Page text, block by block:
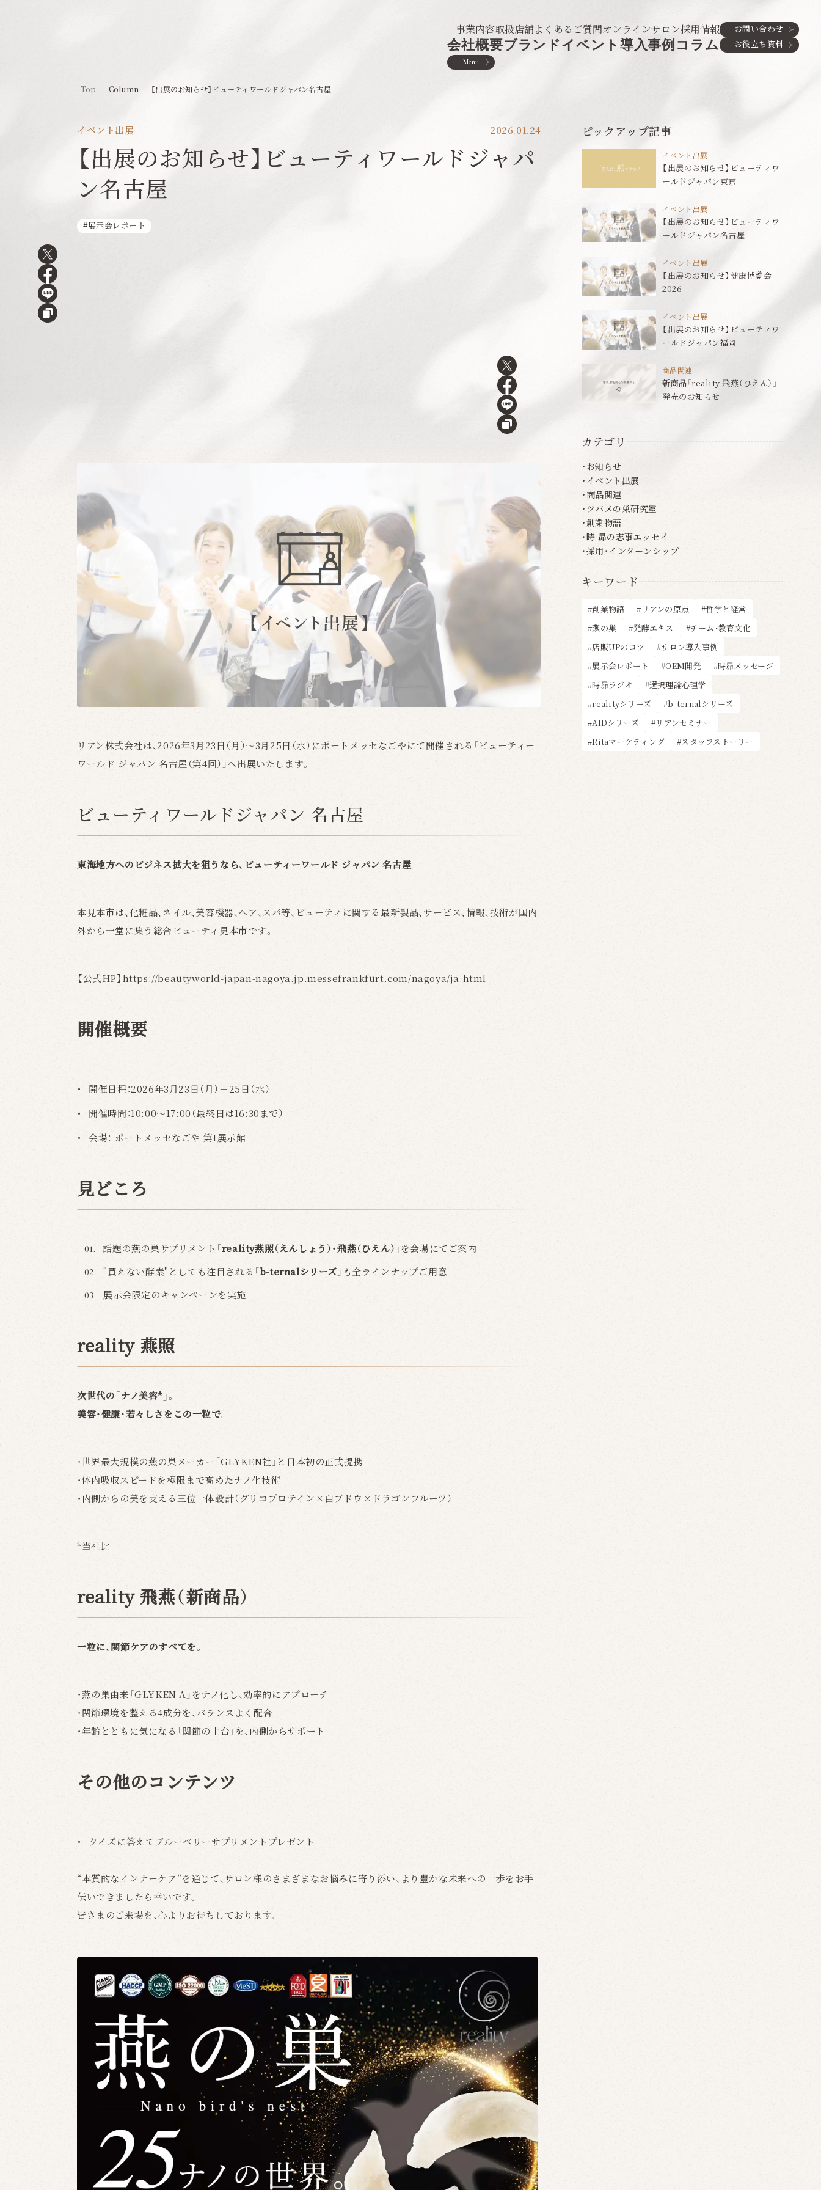
事業内容取扱店舗よくあるご質問オンラインサロン採用情報
会社概要ブランドイベント 導入事例 コラム
お問い合わせ
お役立ち資料
Menu
Top Column 【出展のお知らせ】ビューティワールドジャパン名古屋
イベント出展 2026.01.24
【出展のお知らせ】ビューティワールドジャパ
ン名古屋
展示会レポート
リアン株式会社は、2026年3月23日（月）〜3月25日（水）にポートメッセなごやにて開催される「ビューティー
ワールド ジャパン 名古屋（第4回） 」へ出展いたします。
ビューティワールドジャパン 名古屋
東海地方へのビジネス拡大を狙うなら、ビューティーワールド ジャパン 名古屋
本見本市は、化粧品、ネイル、美容機器、ヘア、スパ等、ビューティに関する最新製品、サービス、情報、技術が国内
外から一堂に集う総合ビューティ見本市です。
【公式HP】https://beautyworld-japan-nagoya.jp.messefrankfurt.com/nagoya/ja.html
開催概要
開催日程：2026年3月23日（月）－25日（水）
開催時間：10:00〜17:00（最終日は16:30まで）
会場： ポートメッセなごや 第1展示館
見どころ
話題の燕の巣サプリメント「reality燕照（えんしょう）・飛燕（ひえん）」を会場にてご案内
"買えない酵素"としても注目される「b-ternalシリーズ 」も全ラインナップご用意
展示会限定のキャンペーンを実施
reality 燕照
次世代の「ナノ美容*」。
美容・健康・若々しさをこの一粒で。
・世界最大規模の燕の巣メーカー「GLYKEN社」と日本初の正式提携
・体内吸収スピードを極限まで高めたナノ化技術
・内側からの美を支える三位一体設計（グリコプロテイン×白ブドウ×ドラゴンフルーツ）
*当社比
reality 飛燕（新商品）
一粒に、関節ケアのすべてを。
・燕の巣由来「GLYKEN A」をナノ化し、効率的にアプローチ
・関節環境を整える4成分を、バランスよく配合
・年齢とともに気になる「関節の土台」を、内側からサポート
その他のコンテンツ
クイズに答えてブルーベリーサプリメントプレゼント
“本質的なインナーケア”を通じて、サロン様のさまざまなお悩みに寄り添い、より豊かな未来への一歩をお手
伝いできましたら幸いです。
皆さまのご来場を、心よりお待ちしております。
ピックアップ記事
イベント出展
【出展のお知らせ】ビューティワ
ールドジャパン東京
イベント出展
【出展のお知らせ】ビューティワ
ールドジャパン名古屋
イベント出展
【出展のお知らせ】健康博覧会
2026
イベント出展
【出展のお知らせ】ビューティワ
ールドジャパン福岡
商品関連
新商品「reality 飛燕（ひえん）」
発売のお知らせ
カテゴリ
お知らせ
イベント出展
商品関連
ツバメの巣研究室
創業物語
時 昴の志事エッセイ
採用・インターンシップ
キーワード
創業物語 リアンの原点
哲学と経営
燕の巣
発酵エキス
チーム・教育文化
店販UPのコツ
サロン導入事例
展示会レポート
OEM開発
時昴メッセージ
時昴ラジオ
選択理論心理学
realityシリーズ
b-ternalシリーズ
AIDシリーズ
リアンセミナー
Ritaマーケティング
スタッフストーリー